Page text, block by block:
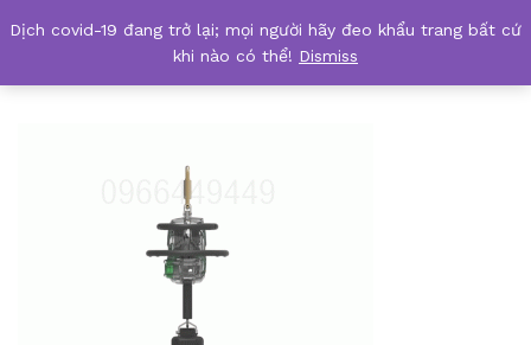
safetyshop.vn-V-EDGE-Leading-Edge-SRL-(6m)03
Dịch covid-19 đang trở lại; mọi người hãy đeo khẩu trang bất cứ
khi nào có thể! Dismiss